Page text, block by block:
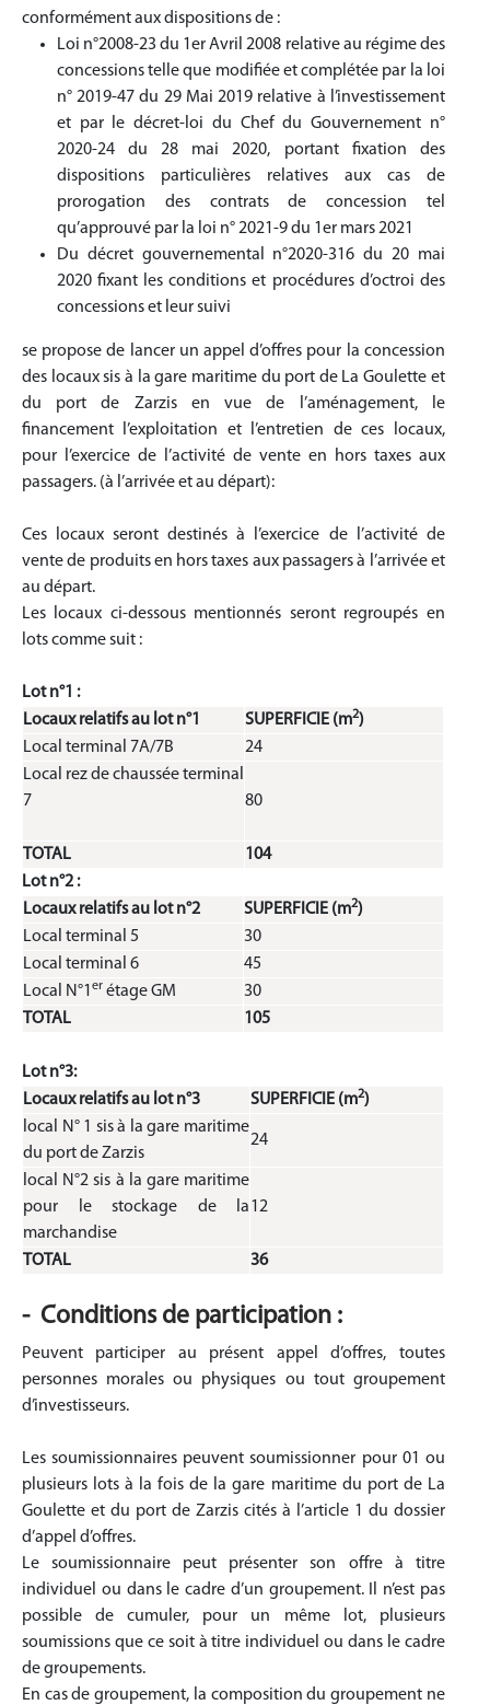
conformément aux dispositions de :
Loi n°2008-23 du 1er Avril 2008 relative au régime des
concessions telle que modifiée et complétée par la loi
n° 2019-47 du 29 Mai 2019 relative à l’investissement
et par le décret-loi du Chef du Gouvernement n°
2020-24 du 28 mai 2020, portant fixation des
dispositions particulières relatives aux cas de
prorogation des contrats de concession tel
qu’approuvé par la loi n° 2021-9 du 1er mars 2021
Du décret gouvernemental n°2020-316 du 20 mai
2020 fixant les conditions et procédures d’octroi des
concessions et leur suivi
se propose de lancer un appel d’offres pour la concession
des locaux sis à la gare maritime du port de La Goulette et
du port de Zarzis en vue de l’aménagement, le
financement l’exploitation et l’entretien de ces locaux,
pour l’exercice de l’activité de vente en hors taxes aux
passagers. (à l’arrivée et au départ):
Ces locaux seront destinés à l’exercice de l’activité de
vente de produits en hors taxes aux passagers à l’arrivée et
au départ.
Les locaux ci-dessous mentionnés seront regroupés en
lots comme suit :
Lot n°1 :
Locaux relatifs au lot n°1
SUPERFICIE (m2)
Local terminal 7A/7B
24
Local rez de chaussée terminal
7
80
TOTAL
104
Lot n°2 :
Locaux relatifs au lot n°2
SUPERFICIE (m2)
Local terminal 5
30
Local terminal 6
45
Local N°1 er étage GM
30
TOTAL
105
Lot n°3:
Locaux relatifs au lot n°3
SUPERFICIE (m2)
local N° 1 sis à la gare maritime
du port de Zarzis
24
local N°2 sis à la gare maritime
pour le stockage de la
marchandise
12
TOTAL 36
- Conditions de participation :
Peuvent participer au présent appel d’offres, toutes
personnes morales ou physiques ou tout groupement
d’investisseurs.
Les soumissionnaires peuvent soumissionner pour 01 ou
plusieurs lots à la fois de la gare maritime du port de La
Goulette et du port de Zarzis cités à l’article 1 du dossier
d’appel d’offres.
Le soumissionnaire peut présenter son offre à titre
individuel ou dans le cadre d’un groupement. Il n’est pas
possible de cumuler, pour un même lot, plusieurs
soumissions que ce soit à titre individuel ou dans le cadre
de groupements.
En cas de groupement, la composition du groupement ne